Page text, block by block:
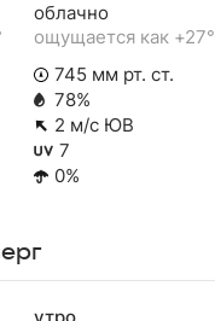
облачно
ощущается как +27°
745 мм рт. ст.
78%
2 м/с ЮВ
7
0%
утро